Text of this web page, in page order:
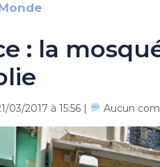
: la
03/2017 à 15:56 | Aucun